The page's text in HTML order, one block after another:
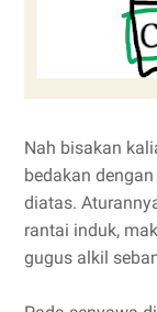
Nah bisakan
bedakan
diatas.
rantai induk,
gugus alkil